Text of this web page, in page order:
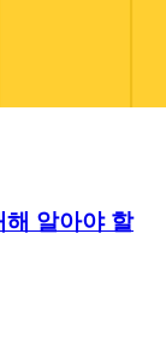
해 알아야 할